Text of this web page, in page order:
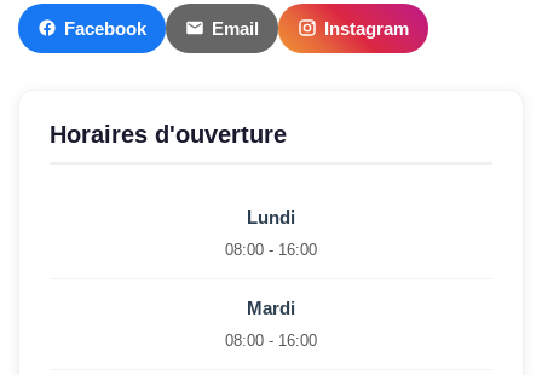
Facebook Email Instagram
Horaires d'ouverture
Lundi
08:00 - 16:00
Mardi
08:00 - 16:00